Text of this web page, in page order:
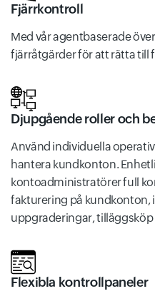
Fjärrkontroll
Med vår agentbaserade
fjärråtgärder för att rätta till
Djupgående roller och
Använd individuella
hantera kundkonton.
kontoadministratörer full
fakturering på kundkonton,
uppgraderingar,
Flexibla kontrollpaneler